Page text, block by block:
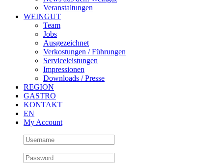
Veranstaltungen
WEINGUT
Team
Jobs
Ausgezeichnet
Verkostungen / Führungen
Serviceleistungen
Impressionen
Downloads / Presse
REGION
GASTRO
KONTAKT
EN
My Account